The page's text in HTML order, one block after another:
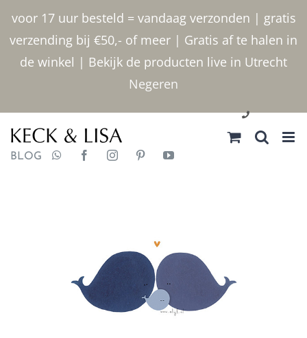
voor 17 uur besteld = vandaag verzonden | gratis
verzending bij €50,- of meer | Gratis af te halen in
de winkel | Bekijk de producten live in Utrecht
Negeren
inhoud
030 2400000
BLOG